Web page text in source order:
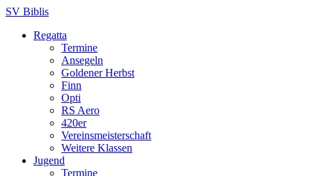
SV Biblis
Regatta
Termine
Ansegeln
Goldener Herbst
Finn
Opti
RS Aero
420er
Vereinsmeisterschaft
Weitere Klassen
Jugend
Termine